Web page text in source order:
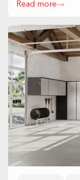
Read more